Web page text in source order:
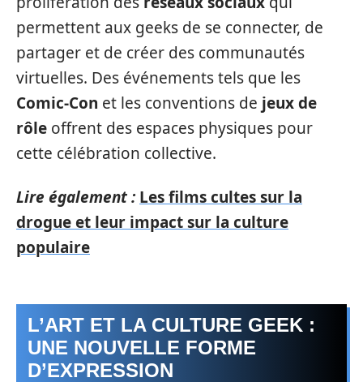
permettent aux geeks de se connecter, de
partager et de créer des communautés
virtuelles. Des événements tels que les
Comic-Con et les conventions de jeux de
rôle offrent des espaces physiques pour
cette célébration collective.
Lire également : Les films cultes sur la
drogue et leur impact sur la culture
populaire
L’ART ET LA CULTURE GEEK :
UNE NOUVELLE FORME
D’EXPRESSION